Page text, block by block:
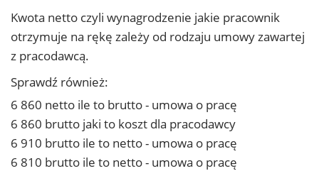
Kwota netto czyli wynagrodzenie jakie pracownik
otrzymuje na rękę zależy od rodzaju umowy zawartej
z pracodawcą.
Sprawdź również:
6 860 netto ile to brutto - umowa o pracę
6 860 brutto jaki to koszt dla pracodawcy
6 910 brutto ile to netto - umowa o pracę
6 810 brutto ile to netto - umowa o pracę